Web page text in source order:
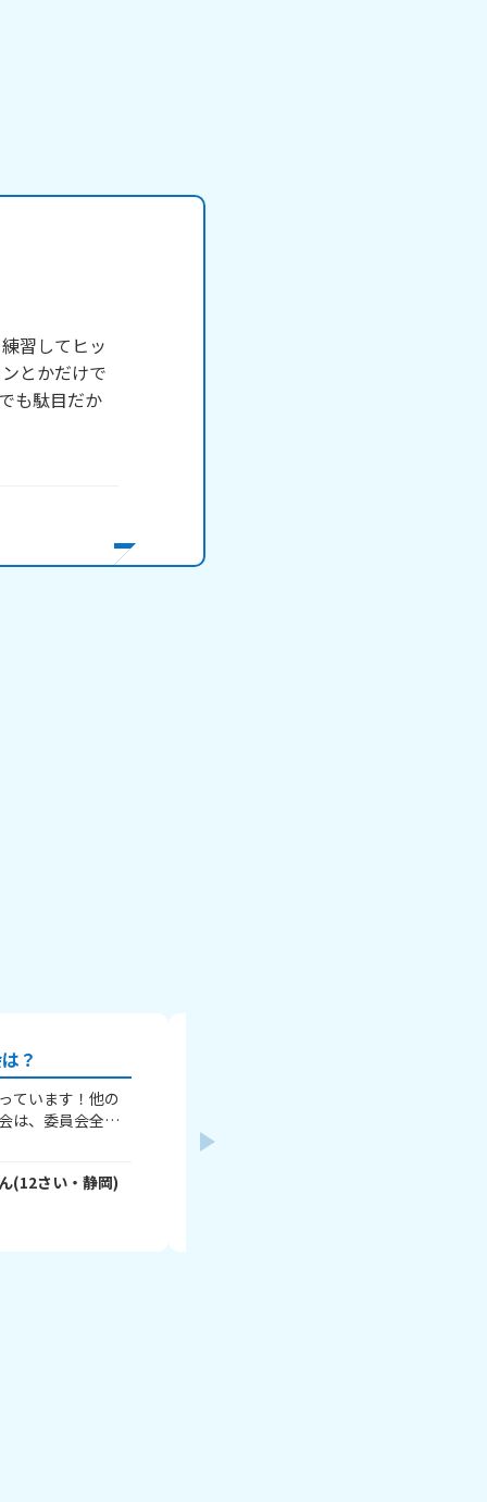
習してヒッ
とかだけで
も駄目だか
？
ています！他の
は、委員会全
しまーす！BGM
会を運営した
(12さい・静岡)
でもいいし、優しくなりたい！的な感じ